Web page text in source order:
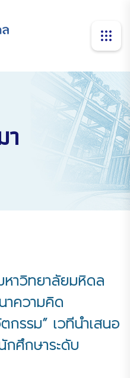
าวิทยาลัยมหิดล
ความคิด
รรม” เวทีนำเสนอ
ศึกษาระดับ